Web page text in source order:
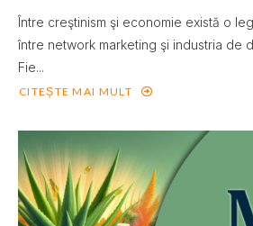
Între creştinism şi economie există o
între network marketing şi industria de
Fie...
CITEȘTE MAI MULT